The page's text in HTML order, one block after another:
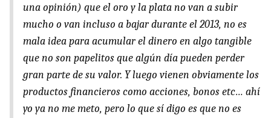
una opinión) que el oro y la plata no van a subir
mucho o van incluso a bajar durante el 2013, no es
mala idea para acumular el dinero en algo tangible
que no son papelitos que algún día pueden perder
gran parte de su valor. Y luego vienen obviamente los
productos financieros como acciones, bonos etc… ahí
yo ya no me meto, pero lo que sí digo es que no es